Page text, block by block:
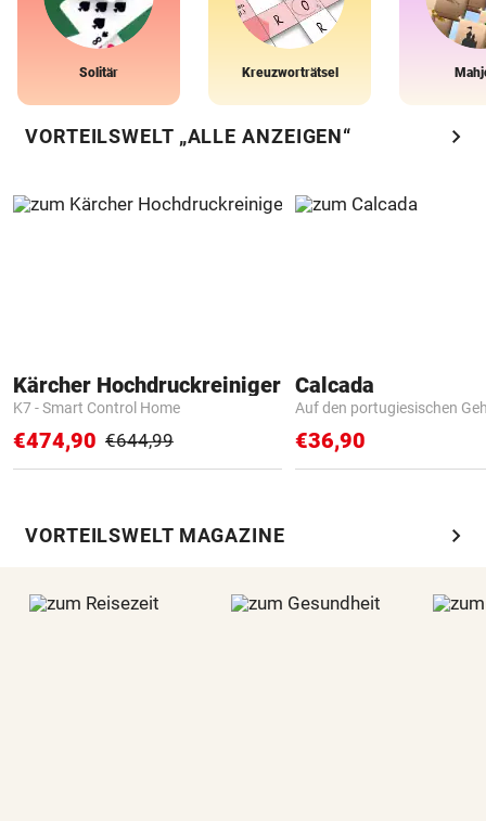
Solitär Kreuzworträtsel
VORTEILSWELT „ALLE ANZEIGEN“ chevron_right
Kärcher Hochdruckreiniger
K7 - Smart Control Home
€474,90 €644,99
Calcada
Auf den portugiesischen
€36,90
VORTEILSWELT MAGAZINE chevron_right